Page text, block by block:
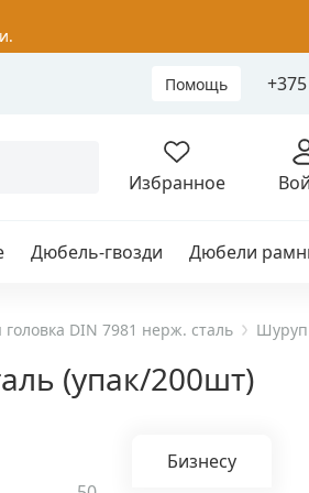
Помощь
Избранное
Дюбель-гвозди Дюбели
головка DIN 7981 нерж. сталь Шуруп
(упак/200шт)
Бизнесу